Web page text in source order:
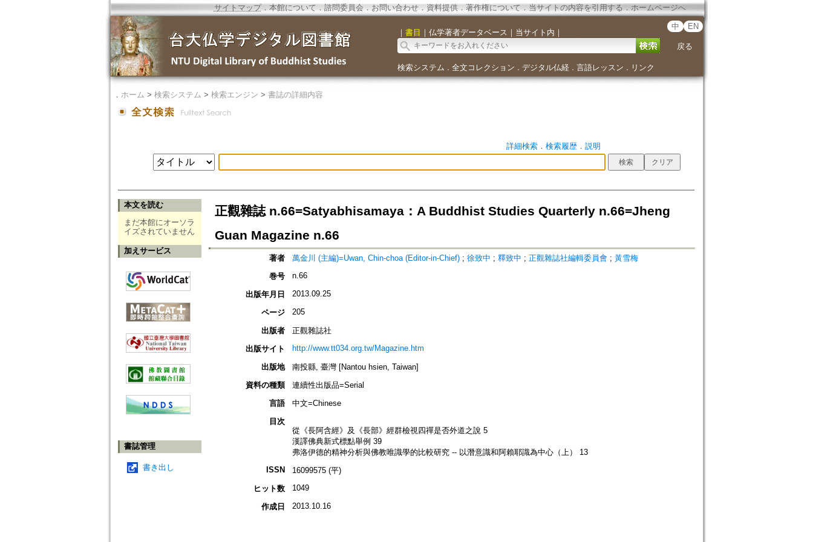
サイトマップ．本館について ． 諮問委員会． お問い合わせ． 資料提供． 著作権について．当サイトの内容を引用する ． ホームページへ
｜ 書目 ｜ 仏学著者データベース ｜ 当サイト内 ｜
中 EN
戻る
検索システム ． 全文コレクション ． デジタル仏経． 言語レッスン ． リンク
． ホーム > 検索システム > 検索エンジン > 書誌の詳細内容
詳細検索． 検索履歴． 説明
本文を読む
まだ本館にオーソラ
イズされていません
加えサービス
書誌管理
書き出し
正觀雜誌 n.66=Satyabhisamaya：A Buddhist Studies Quarterly n.66=Jheng
Guan Magazine n.66
著者 萬金川 (主編)=Uwan, Chin-choa (Editor-in-Chief); 徐致中 ; 釋致中 ; 正觀雜誌社編輯委員會; 黃雪梅
巻号
n.66
出版年月日 2013.09.25
ページ 205
出版者
正觀雜誌社
出版サイト
http://www.tt034.org.tw/Magazine.htm
出版地
南投縣, 臺灣 [Nantou hsien, Taiwan]
資料の種類
連續性出版品=Serial
言語
中文=Chinese
目次
從《長阿含經》及《長部》經群檢視四禪是否外道之說 5
漢譯佛典新式標點舉例 39
弗洛伊德的精神分析與佛教唯識學的比較研究 -- 以潛意識和阿賴耶識為中心（上） 13
ISSN
16099575 (平)
ヒット数
1049
作成日 2013.10.16